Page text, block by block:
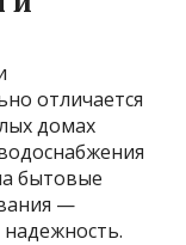
отличается
домах
бытовые
—